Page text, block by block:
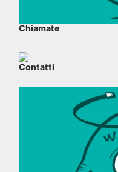
Chiamate
Contatti